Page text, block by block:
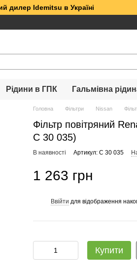
дилер Idemitsu в Україні
Рідини в ГПК Гальмівна
Головна Фільтри Nissan
Фільтр повітряний
C 30 035)
В наявності Артикул: C 30 035
1 263 грн
Ввійти для відображення
Купити